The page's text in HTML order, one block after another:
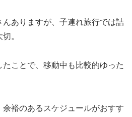
ありますが、子連れ旅行では詰
。
ことで、移動中も比較的ゆった
裕のあるスケジュールがおすす